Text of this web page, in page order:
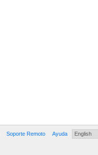
Soporte Remoto Ayuda